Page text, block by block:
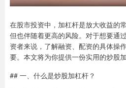
在股市投资中，加杠杆是放大收益的
但也伴随着更高的风险。对于想要通
资者来说，了解融资、配资的具体操
要。本文将为你提供一份实用的炒股
## 一、什么是炒股加杠杆？